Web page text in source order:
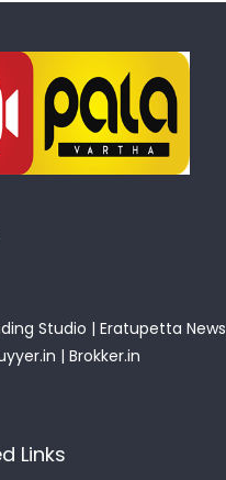
Studio | Eratupetta News
| Brokker.in
Links